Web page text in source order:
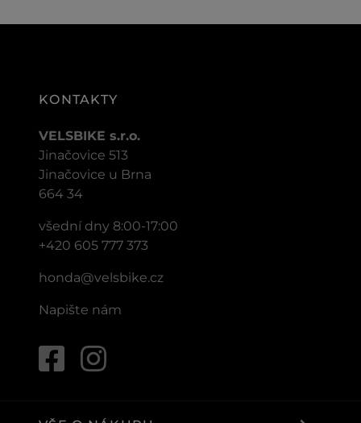
KONTAKTY
VELSBIKE s.r.o.
Jinačovice 513
Jinačovice u Brna
664 34
všední dny 8:00-17:00
+420 605 777 373
honda@velsbike.cz
Napište nám